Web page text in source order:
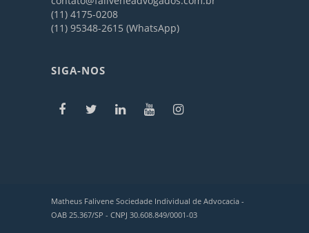
(11) 4175-0208
(11) 95348-2615 (WhatsApp)
SIGA-NOS
Matheus Falivene Sociedade Individual de Advocacia -
OAB 25.367/SP - CNPJ 30.608.849/0001-03